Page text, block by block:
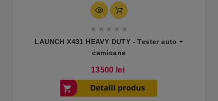
    
LAUNCH X431 HEAVY DUTY - Tester auto +
camioane
13500 lei